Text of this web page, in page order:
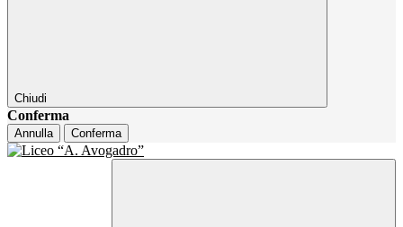
Chiudi
Conferma
Annulla Conferma